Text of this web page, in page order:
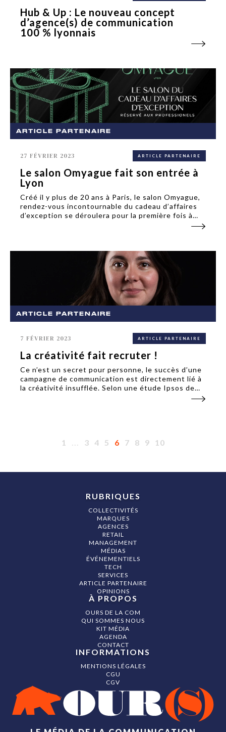
Hub & Up : Le nouveau concept
d’agence(s) de communication
100 % lyonnais
ARTICLE PARTENAIRE
27 FÉVRIER 2023 ARTICLE PARTENAIRE
Le salon Omyague fait son entrée à
Lyon
Créé il y plus de 20 ans à Paris, le salon Omyague,
rendez-vous incontournable du cadeau d’affaires
d’exception se déroulera pour la première fois à
Lyon le 16 mars prochain. Cette première édition
ARTICLE PARTENAIRE
7 FÉVRIER 2023 ARTICLE PARTENAIRE
La créativité fait recruter !
Ce n’est un secret pour personne, le succès d’une
campagne de communication est directement lié à
la créativité insufflée. Selon une étude Ipsos de
2019, 75% des publicités qui surperforment sont
1 ... 3 4 5 6 7 8 9 10
RUBRIQUES
COLLECTIVITÉS
MARQUES
AGENCES
RETAIL
MANAGEMENT
MÉDIAS
ÉVÉNEMENTIELS
TECH
SERVICES
ARTICLE PARTENAIRE
OPINIONS
À PROPOS
OURS DE LA COM
QUI SOMMES NOUS
KIT MÉDIA
AGENDA
CONTACT
INFORMATIONS
MENTIONS LÉGALES
CGU
CGV